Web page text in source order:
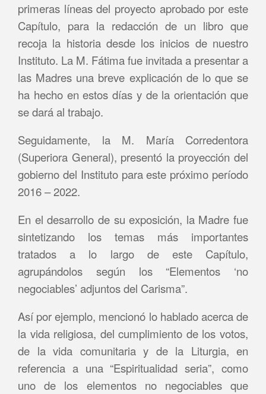
primeras líneas del proyecto aprobado por este
Capítulo, para la redacción de un libro que
recoja la historia desde los inicios de nuestro
Instituto. La M. Fátima fue invitada a presentar a
las Madres una breve explicación de lo que se
ha hecho en estos días y de la orientación que
se dará al trabajo.
Seguidamente, la M. María Corredentora
(Superiora General), presentó la proyección del
gobierno del Instituto para este próximo período
2016 – 2022.
En el desarrollo de su exposición, la Madre fue
sintetizando los temas más importantes
tratados a lo largo de este Capítulo,
agrupándolos según los “Elementos ‘no
negociables’ adjuntos del Carisma”.
Así por ejemplo, mencionó lo hablado acerca de
la vida religiosa, del cumplimiento de los votos,
de la vida comunitaria y de la Liturgia, en
referencia a una “Espiritualidad seria”, como
uno de los elementos no negociables que